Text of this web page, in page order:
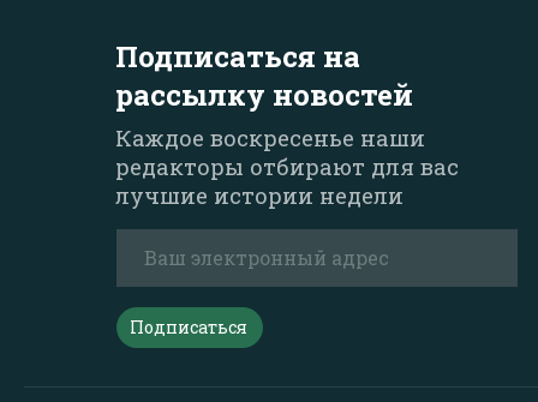
Подписаться на
рассылку новостей
Каждое воскресенье наши
редакторы отбирают для вас
лучшие истории недели
Подписаться